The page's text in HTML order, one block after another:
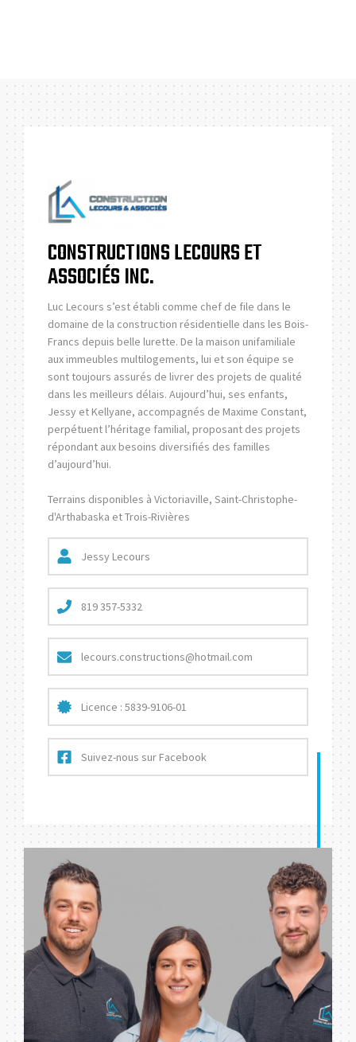
CONSTRUCTIONS LECOURS ET
ASSOCIÉS INC.
Luc Lecours s’est établi comme chef de file dans le
domaine de la construction résidentielle dans les Bois-
Francs depuis belle lurette. De la maison unifamiliale
aux immeubles multilogements, lui et son équipe se
sont toujours assurés de livrer des projets de qualité
dans les meilleurs délais. Aujourd’hui, ses enfants,
Jessy et Kellyane, accompagnés de Maxime Constant,
perpétuent l’héritage familial, proposant des projets
répondant aux besoins diversifiés des familles
d’aujourd’hui.
Terrains disponibles à Victoriaville, Saint-Christophe-
d'Arthabaska et Trois-Rivières
Jessy Lecours
819 357-5332
lecours.constructions@hotmail.com
Licence : 5839-9106-01
Suivez-nous sur Facebook